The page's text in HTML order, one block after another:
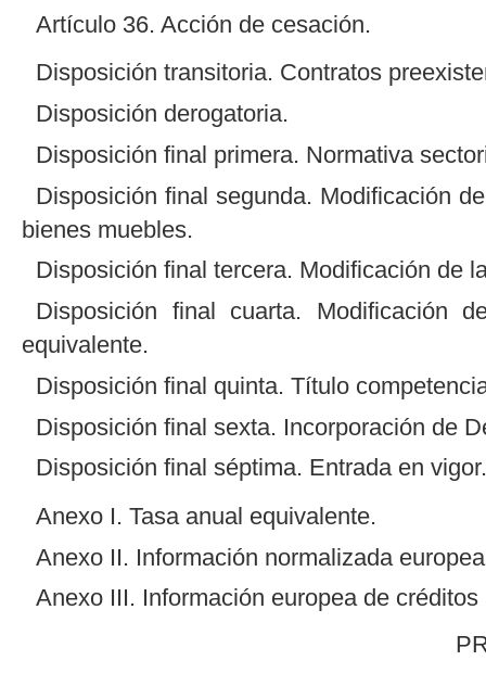
Artículo 36. Acción de cesación.
Disposición transitoria. Contratos
Disposición derogatoria.
Disposición final primera. Normativa
Disposición final segunda. Modificación
bienes muebles.
Disposición final tercera. Modificación de
Disposición final cuarta. Modificación
equivalente.
Disposición final quinta. Título
Disposición final sexta. Incorporación de
Disposición final séptima. Entrada en
Anexo I. Tasa anual equivalente.
Anexo II. Información normalizada
Anexo III. Información europea de